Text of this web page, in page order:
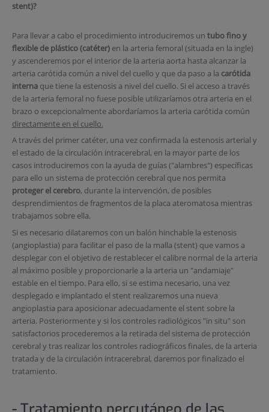
stent)?
Para llevar a cabo el procedimiento introduciremos un tubo fino y
flexible de plástico (catéter)en la arteria femoral (situada en la ingle)
y ascenderemos por el interior de la arteria aorta hasta alcanzar la
arteria carótida común a nivel del cuello y que da paso a la carótida
internaque tiene la estenosis a nivel del cuello. Si el acceso a través
de la arteria femoral no fuese posible utilizaríamos otra arteria en el
brazo o excepcionalmente abordaríamos la arteria carótida común
directamente en el cuello.
A través del primer catéter, una vez confirmada la estenosis arterial y
el estado de la circulación intracerebral, en la mayor parte de los
casos introduciremos con la ayuda de guías ("alambres") específicas
para ello un sistema de protección cerebral que nos permita
proteger el cerebro, durante la intervención, de posibles
desprendimientos de fragmentos de la placa ateromatosa mientras
trabajamos sobre ella.
Si es necesario dilataremos con un balón hinchable la estenosis
(angioplastia) para facilitar el paso de la malla (stent) que vamos a
desplegar con el objetivo de restablecer el calibre normal de la arteria
al máximo posible y proporcionarle a la arteria un "andamiaje"
estable en el tiempo. Para ello, si se estima necesario, una vez
desplegado e implantado el stent realizaremos una nueva
angioplastia para aposicionar adecuadamente el stent sobre la
arteria. Posteriormente y si los controles radiológicos "in situ" son
satisfactorios procederemos a la retirada del sistema de protección
cerebral y tras realizar los controles radiográficos finales, de la arteria
tratada y de la circulación intracerebral, daremos por finalizado el
tratamiento.